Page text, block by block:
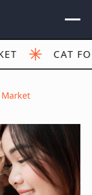
DO
CAT FOOD
Market